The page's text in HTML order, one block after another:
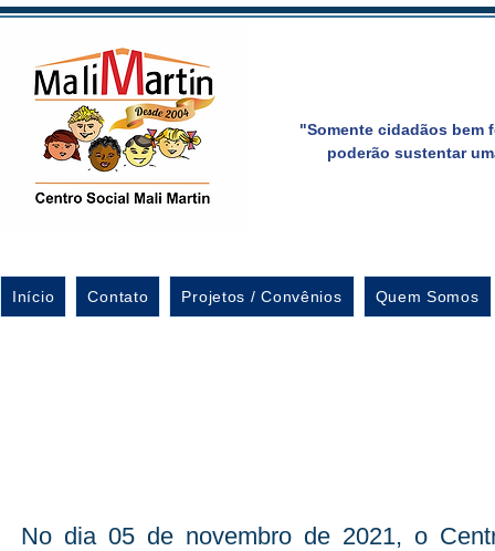
"Somente cidadãos bem
poderão sustentar
Início Contato Projetos / Convênios Quem Somos
No dia 05 de novembro de 2021, o